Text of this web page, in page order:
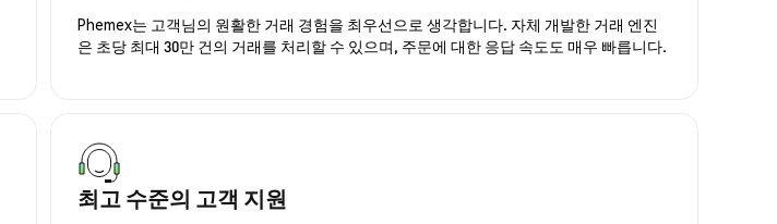
Phemex는 고객님의 원활한 거래 경험을 최우선으로 생각합니다. 자체 개발한 거래 엔진
은 초당 최대 30만 건의 거래를 처리할 수 있으며, 주문에 대한 응답 속도도 매우 빠릅니다.
최고 수준의 고객 지원